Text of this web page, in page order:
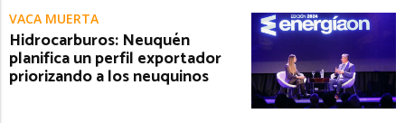
VACA MUERTA
Hidrocarburos: Neuquén
planifica un perfil exportador
priorizando a los neuquinos